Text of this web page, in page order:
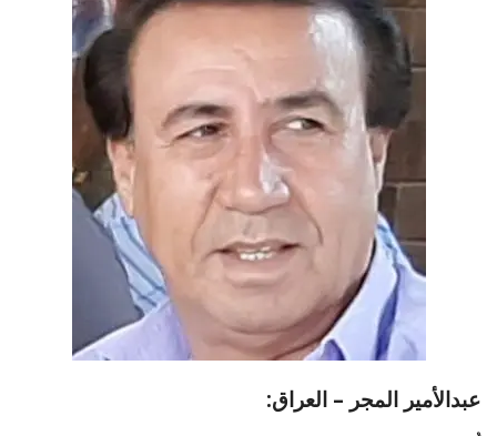
عبدالأمير المجر – العراق: